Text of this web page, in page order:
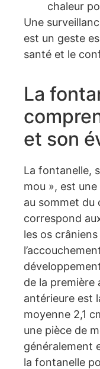
chaleur
Une
est un geste
santé et le
La
et son
La fontanelle,
mou », est
au sommet du
correspond
les os
de la première
antérieure est
moyenne 2,1
une pièce de
généralement
la fontanelle